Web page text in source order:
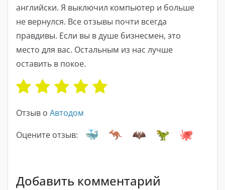
английски. Я выключил компьютер и больше
не вернулся. Все отзывы почти всегда
правдивы. Если вы в душе бизнесмен, это
место для вас. Остальным из нас лучше
оставить в покое.
Отзыв о Автодом
Оцените отзыв:
Добавить комментарий